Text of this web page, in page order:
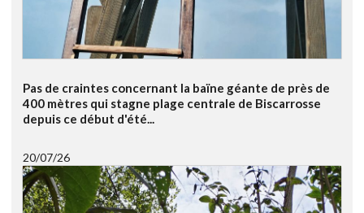
Pas de craintes concernant la baïne géante de près de
400 mètres qui stagne plage centrale de Biscarrosse
depuis ce début d'été...
20/07/26